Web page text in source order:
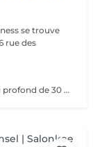
se trouve
rue des
Un massage stimulant, relaxant, drainant ou profond de 30 à 45 minutes sur le visage, le dos ou les jambes, selon vos besoins personnels. Ce traitement commence par un rafraîchissement des pieds aux huiles essentielles et des mouvements d'accu-pression appliqués aux pieds. Pression légère à moyenne.